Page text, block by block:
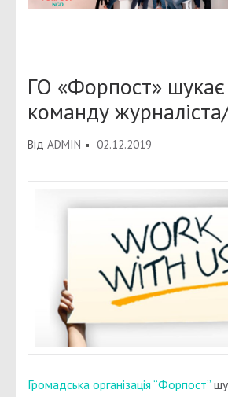
ГО «Форпост»
команду
Від ADMIN 02.12.2019
Громадська організація “Форпост”